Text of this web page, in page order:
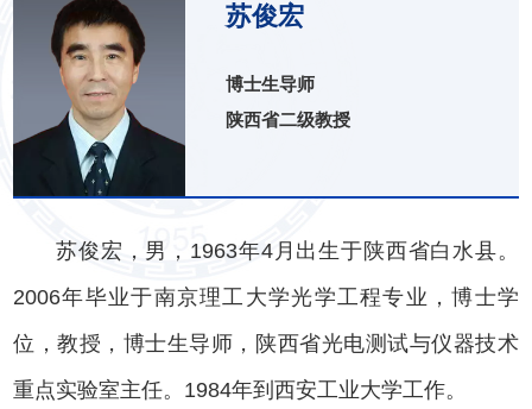
苏俊宏
博士生导师
陕西省二级教授
苏俊宏，男，1963年4月出生于陕西省白水县。
2006年毕业于南京理工大学光学工程专业，博士学
位，教授，博士生导师，陕西省光电测试与仪器技术
重点实验室主任。1984年到西安工业大学工作。